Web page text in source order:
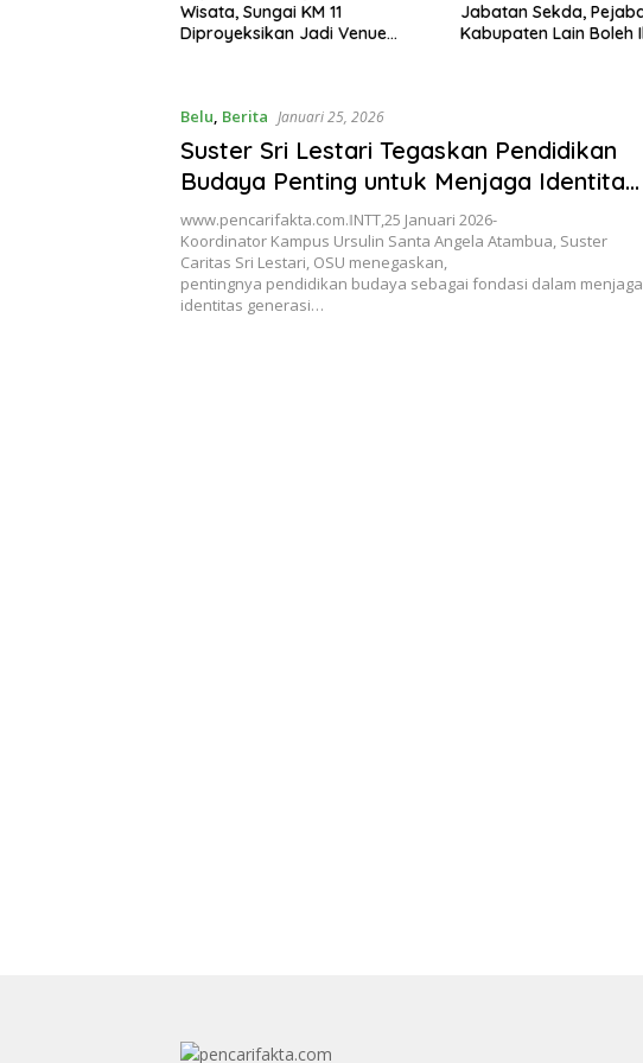
Jadi Venue
Jabatan Sekda, Pejabat dari
Kabupaten Lain Boleh Ikut
Belu, Berita Januari 25, 2026
Suster Sri Lestari Tegaskan Pendidikan
Budaya Penting untuk Menjaga Identitas
Generasi Muda Belu
www.pencarifakta.com.ǁNTT,25 Januari 2026-
Koordinator Kampus Ursulin Santa Angela Atambua, Suster
Caritas Sri Lestari, OSU menegaskan,
pentingnya pendidikan budaya sebagai fondasi dalam menjaga
identitas generasi…